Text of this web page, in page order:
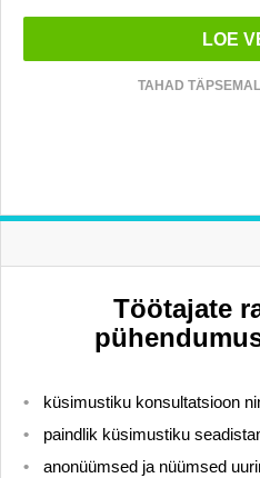
LOE
TAHAD
Töötajate
küsimustiku konsultatsioon
paindlik küsimustiku
anonüümsed ja nüümsed